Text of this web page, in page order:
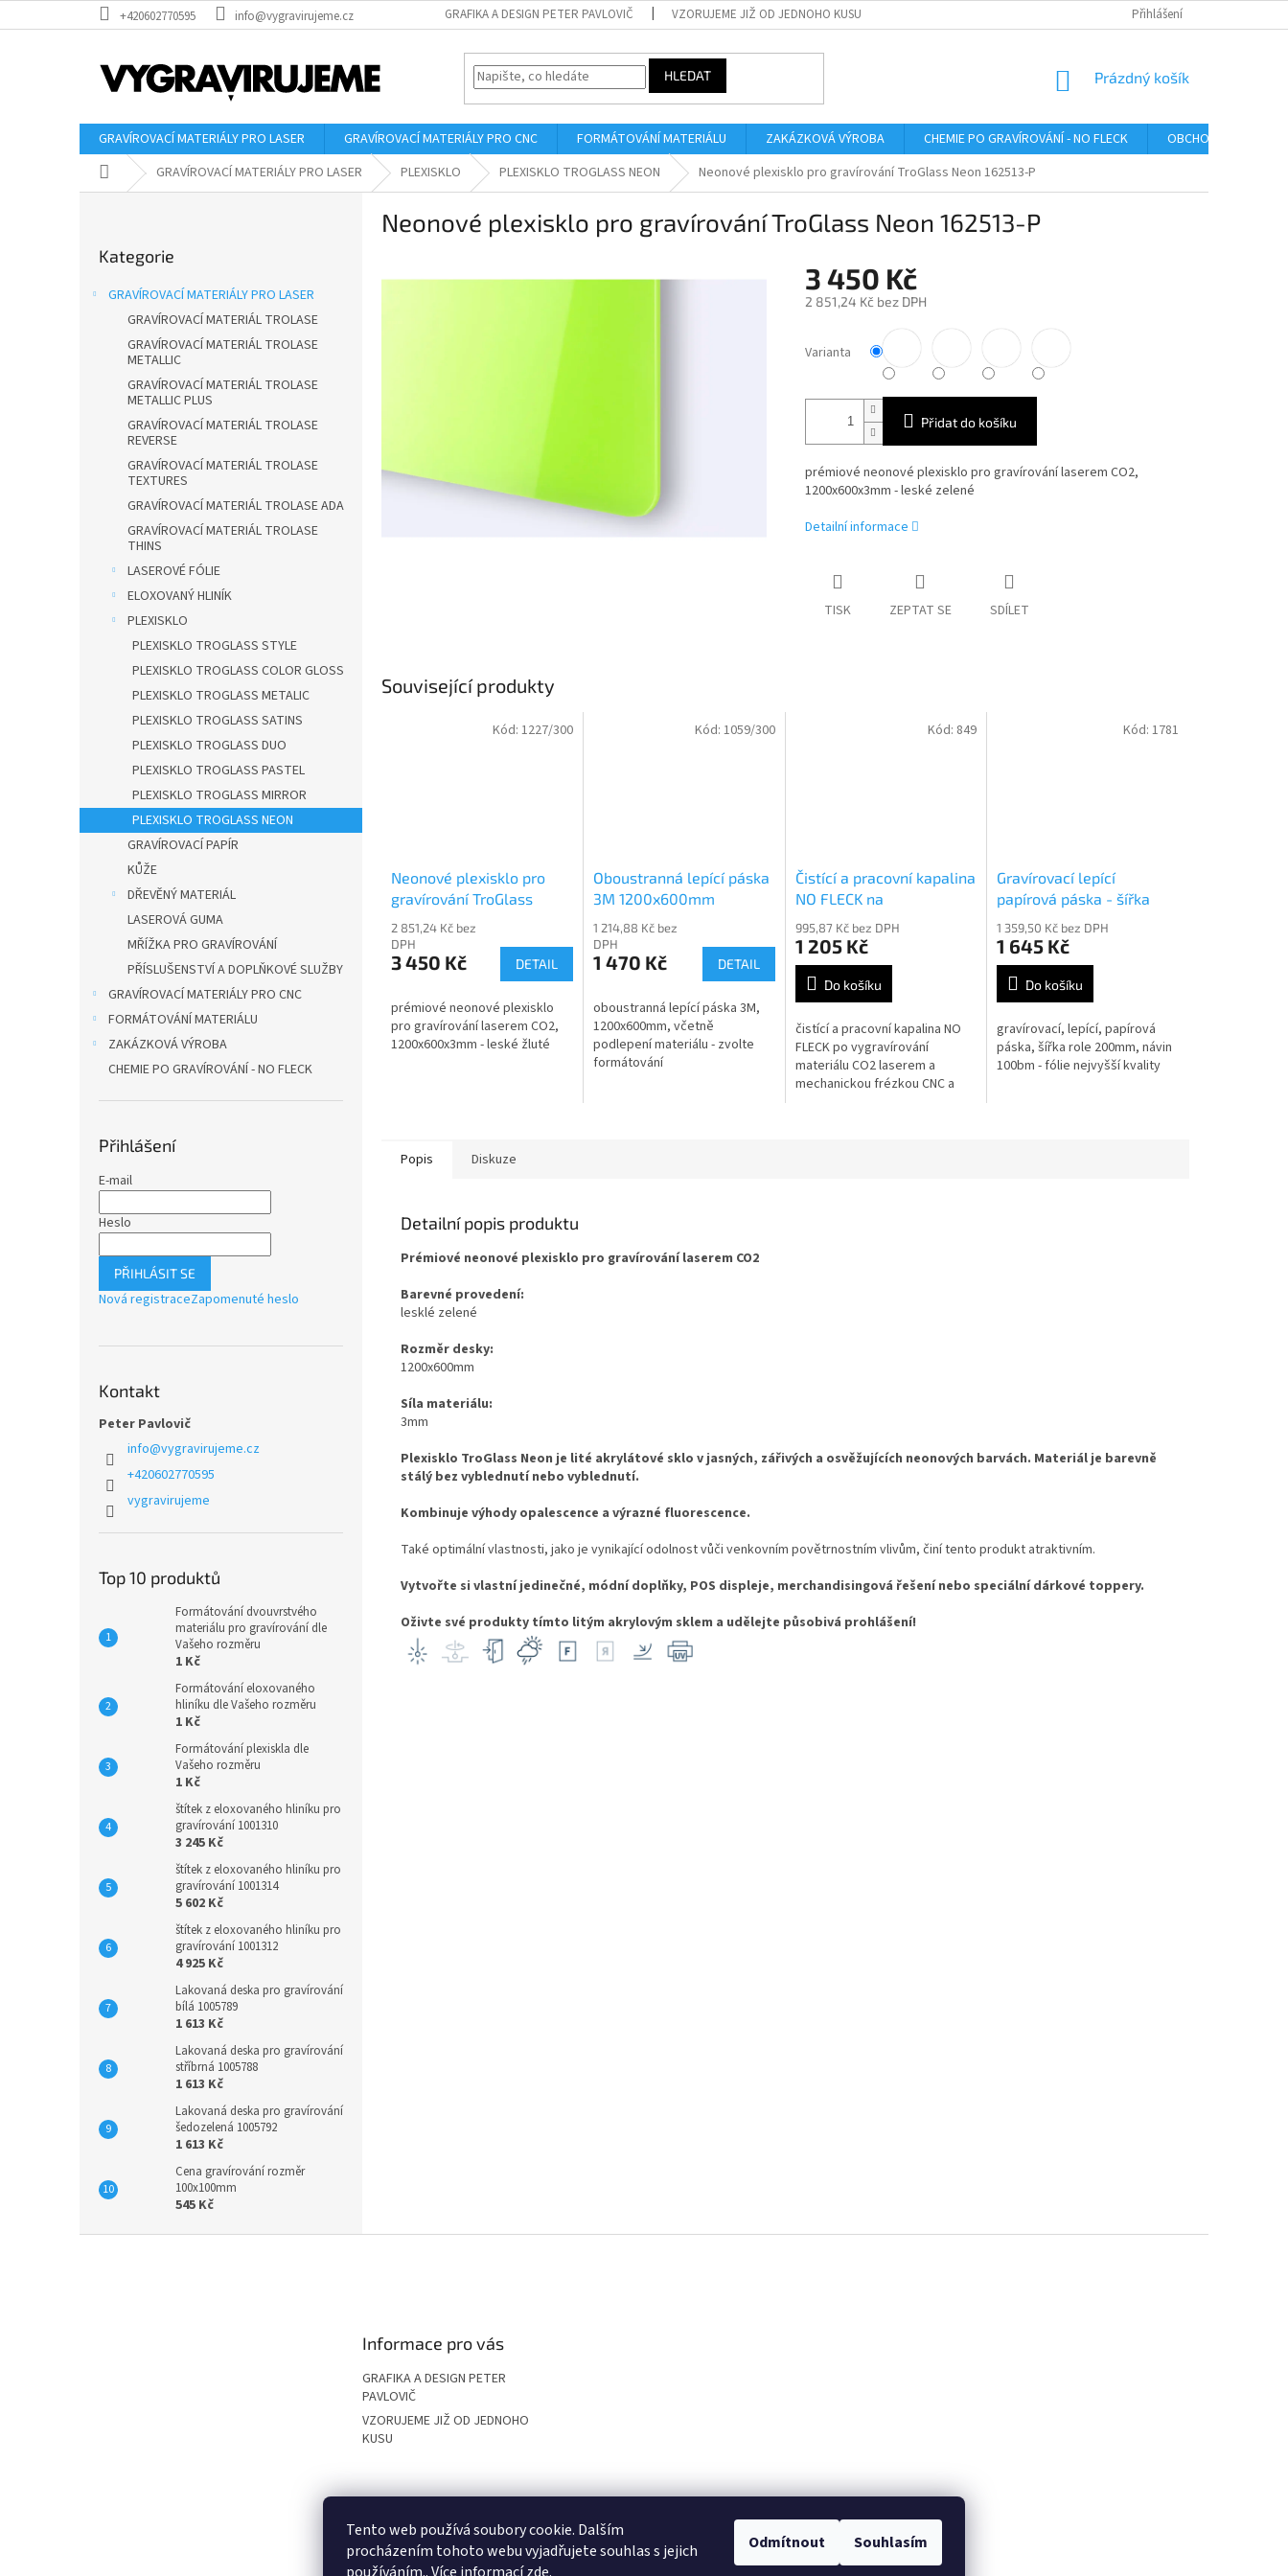
Tento web používá soubory cookie. Dalším
procházením tohoto webu vyjadřujete souhlas s jejich
Odmítnout Souhlasím
na
+420602770595 info@vygravirujeme.cz GRAFIKA A DESIGN PETER PAVLOVIČ VZORUJEME JIŽ OD JEDNOHO KUSU Přihlášení
HLEDAT
NÁKUPNÍ
Prázdný košík
GRAVÍROVACÍ MATERIÁLY PRO LASER GRAVÍROVACÍ MATERIÁLY PRO CNC FORMÁTOVÁNÍ MATERIÁLU ZAKÁZKOVÁ VÝROBA CHEMIE PO GRAVÍROVÁNÍ - NO FLECK
OBCHODNÍ
Domů GRAVÍROVACÍ MATERIÁLY PRO LASER PLEXISKLO PLEXISKLO TROGLASS NEON Neonové plexisklo pro gravírování TroGlass Neon 162513-P
kategorie
Kategorie
GRAVÍROVACÍ MATERIÁLY PRO LASER
GRAVÍROVACÍ MATERIÁL TROLASE
GRAVÍROVACÍ MATERIÁL TROLASE
METALLIC
GRAVÍROVACÍ MATERIÁL TROLASE
METALLIC PLUS
GRAVÍROVACÍ MATERIÁL TROLASE
REVERSE
GRAVÍROVACÍ MATERIÁL TROLASE
TEXTURES
GRAVÍROVACÍ MATERIÁL TROLASE ADA
GRAVÍROVACÍ MATERIÁL TROLASE
THINS
LASEROVÉ FÓLIE
ELOXOVANÝ HLINÍK
PLEXISKLO
PLEXISKLO TROGLASS STYLE
PLEXISKLO TROGLASS COLOR GLOSS
PLEXISKLO TROGLASS METALIC
PLEXISKLO TROGLASS SATINS
PLEXISKLO TROGLASS DUO
PLEXISKLO TROGLASS PASTEL
PLEXISKLO TROGLASS MIRROR
PLEXISKLO TROGLASS NEON
GRAVÍROVACÍ PAPÍR
KŮŽE
DŘEVĚNÝ MATERIÁL
LASEROVÁ GUMA
MŘÍŽKA PRO GRAVÍROVÁNÍ
PŘÍSLUŠENSTVÍ A DOPLŇKOVÉ SLUŽBY
GRAVÍROVACÍ MATERIÁLY PRO CNC
FORMÁTOVÁNÍ MATERIÁLU
ZAKÁZKOVÁ VÝROBA
CHEMIE PO GRAVÍROVÁNÍ - NO FLECK
Přihlášení
E-mail
Heslo
PŘIHLÁSIT SE
Nová registraceZapomenuté heslo
Kontakt
Peter Pavlovič
info@vygravirujeme.cz
+420602770595
vygravirujeme
Top 10 produktů
Formátování dvouvrstvého
materiálu pro gravírování dle
Vašeho rozměru
1 Kč
Formátování eloxovaného
hliníku dle Vašeho rozměru
1 Kč
Formátování plexiskla dle
Vašeho rozměru
1 Kč
štítek z eloxovaného hliníku pro
gravírování 1001310
3 245 Kč
štítek z eloxovaného hliníku pro
gravírování 1001314
5 602 Kč
štítek z eloxovaného hliníku pro
gravírování 1001312
4 925 Kč
Lakovaná deska pro gravírování
bílá 1005789
1 613 Kč
Lakovaná deska pro gravírování
stříbrná 1005788
1 613 Kč
Lakovaná deska pro gravírování
šedozelená 1005792
1 613 Kč
Cena gravírování rozměr
100x100mm
545 Kč
Neonové plexisklo pro gravírování TroGlass Neon 162513-P
3 450 Kč
2 851,24 Kč bez DPH
cena:
Varianta
Přidat do košíku
prémiové neonové plexisklo pro gravírování laserem CO2,
1200x600x3mm - leské zelené
Detailní informace
TISK ZEPTAT SE SDÍLET
Související produkty
Neonové plexisklo pro
gravírování TroGlass
Neon 162491-P
2 851,24 Kč bez
DPH
3 450 Kč DETAIL
prémiové neonové plexisklo
pro gravírování laserem CO2,
1200x600x3mm - leské žluté
Kód: 1227/300
Oboustranná lepící páska
3M 1200x600mm
1 214,88 Kč bez
DPH
1 470 Kč DETAIL
oboustranná lepící páska 3M,
1200x600mm, včetně
podlepení materiálu - zvolte
formátování
Kód: 1059/300
Čistící a pracovní kapalina
NO FLECK na
odgravírovaný materiál
995,87 Kč bez DPH
1 205 Kč
Do košíku
čistící a pracovní kapalina NO
FLECK po vygravírování
materiálu CO2 laserem a
mechanickou frézkou CNC a
Kód: 849
Gravírovací lepící
papírová páska - šířka
role 20cm návin 100bm
1 359,50 Kč bez DPH
1 645 Kč
Do košíku
gravírovací, lepící, papírová
páska, šířka role 200mm, návin
100bm - fólie nejvyšší kvality
Kód: 1781
Popis Diskuze
Detailní popis produktu
Prémiové neonové plexisklo pro gravírování laserem CO2
Barevné provedení:
lesklé zelené
Rozměr desky:
1200x600mm
Síla materiálu:
3mm
Plexisklo TroGlass Neon je lité akrylátové sklo v jasných, zářivých a osvěžujících neonových barvách. Materiál je barevně
stálý bez vyblednutí nebo vyblednutí.
Kombinuje výhody opalescence a výrazné fluorescence.
Také optimální vlastnosti, jako je vynikající odolnost vůči venkovním povětrnostním vlivům, činí tento produkt atraktivním.
Vytvořte si vlastní jedinečné, módní doplňky, POS displeje, merchandisingová řešení nebo speciální dárkové toppery.
Oživte své produkty tímto litým akrylovým sklem a udělejte působivá prohlášení!
Informace pro vás
GRAFIKA A DESIGN PETER
PAVLOVIČ
VZORUJEME JIŽ OD JEDNOHO
KUSU